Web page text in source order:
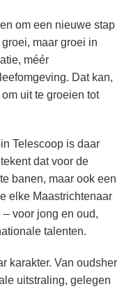
om een nieuwe stap
maar groei in
méér
Dat kan,
uit te groeien tot
Telescoop is daar
dat voor de
banen, maar ook een
elke Maastrichtenaar
voor jong en oud,
talenten.
karakter. Van oudsher
uitstraling, gelegen